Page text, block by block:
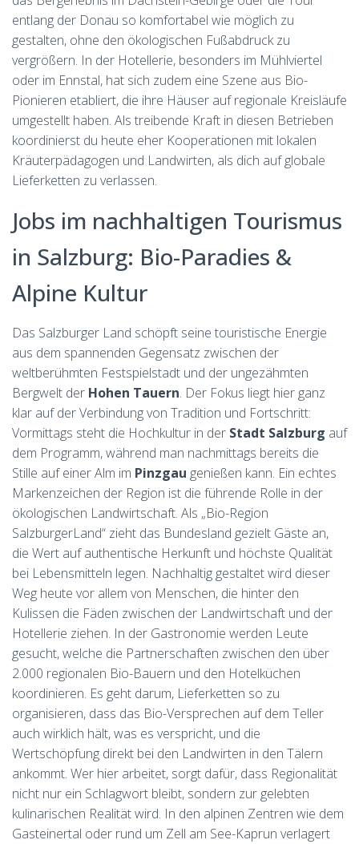
entlang der Donau so komfortabel wie möglich zu
gestalten, ohne den ökologischen Fußabdruck zu
vergrößern. In der Hotellerie, besonders im Mühlviertel
oder im Ennstal, hat sich zudem eine Szene aus Bio-
Pionieren etabliert, die ihre Häuser auf regionale Kreisläufe
umgestellt haben. Als treibende Kraft in diesen Betrieben
koordinierst du heute eher Kooperationen mit lokalen
Kräuterpädagogen und Landwirten, als dich auf globale
Lieferketten zu verlassen.
Jobs im nachhaltigen Tourismus
in Salzburg: Bio-Paradies &
Alpine Kultur
Das Salzburger Land schöpft seine touristische Energie
aus dem spannenden Gegensatz zwischen der
weltberühmten Festspielstadt und der ungezähmten
Bergwelt der Hohen Tauern. Der Fokus liegt hier ganz
klar auf der Verbindung von Tradition und Fortschritt:
Vormittags steht die Hochkultur in der Stadt Salzburg auf
dem Programm, während man nachmittags bereits die
Stille auf einer Alm im Pinzgau genießen kann. Ein echtes
Markenzeichen der Region ist die führende Rolle in der
ökologischen Landwirtschaft. Als „Bio-Region
SalzburgerLand“ zieht das Bundesland gezielt Gäste an,
die Wert auf authentische Herkunft und höchste Qualität
bei Lebensmitteln legen. Nachhaltig gestaltet wird dieser
Weg heute vor allem von Menschen, die hinter den
Kulissen die Fäden zwischen der Landwirtschaft und der
Hotellerie ziehen. In der Gastronomie werden Leute
gesucht, welche die Partnerschaften zwischen den über
2.000 regionalen Bio-Bauern und den Hotelküchen
koordinieren. Es geht darum, Lieferketten so zu
organisieren, dass das Bio-Versprechen auf dem Teller
auch wirklich hält, was es verspricht, und die
Wertschöpfung direkt bei den Landwirten in den Tälern
ankommt. Wer hier arbeitet, sorgt dafür, dass Regionalität
nicht nur ein Schlagwort bleibt, sondern zur gelebten
kulinarischen Realität wird. In den alpinen Zentren wie dem
Gasteinertal oder rund um Zell am See-Kaprun verlagert